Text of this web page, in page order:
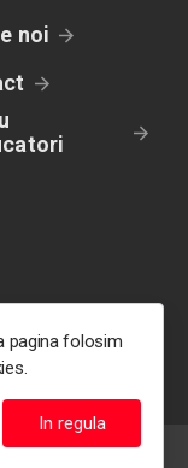
noi
pagina folosim
In regula